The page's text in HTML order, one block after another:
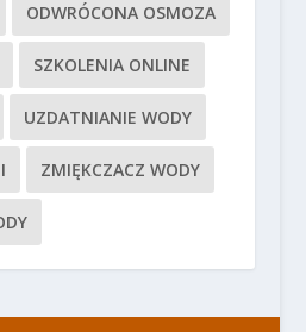
ODWRÓCONA OSMOZA
SZKOLENIA ONLINE
UZDATNIANIE WODY
ZMIĘKCZACZ WODY